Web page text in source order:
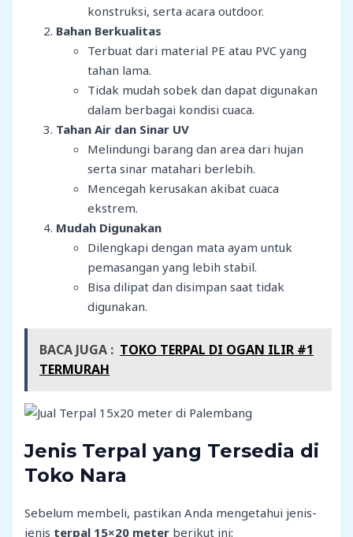
konstruksi, serta acara outdoor.
Bahan Berkualitas
Terbuat dari material PE atau PVC yang
tahan lama.
Tidak mudah sobek dan dapat digunakan
dalam berbagai kondisi cuaca.
Tahan Air dan Sinar UV
Melindungi barang dan area dari hujan
serta sinar matahari berlebih.
Mencegah kerusakan akibat cuaca
ekstrem.
Mudah Digunakan
Dilengkapi dengan mata ayam untuk
pemasangan yang lebih stabil.
Bisa dilipat dan disimpan saat tidak
digunakan.
BACA JUGA : TOKO TERPAL DI OGAN ILIR #1
TERMURAH
Jenis Terpal yang Tersedia di
Toko Nara
Sebelum membeli, pastikan Anda mengetahui jenis-
jenis terpal 15×20 meter berikut ini: